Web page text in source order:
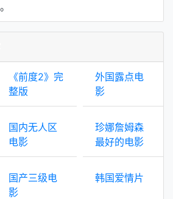
《前度2》完
整版
外国露点电
影
国内无人区
电影
珍娜詹姆森
最好的电影
国产三级电
影
韩国爱情片